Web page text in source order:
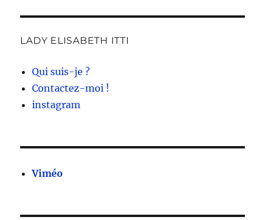
LADY ELISABETH ITTI
Qui suis-je ?
Contactez-moi !
instagram
Viméo